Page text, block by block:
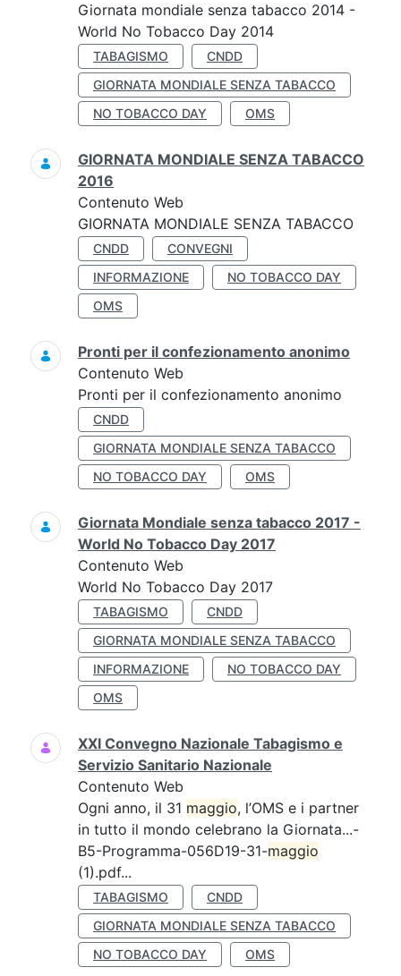
Giornata mondiale senza tabacco 2014 -
World No Tobacco Day 2014
TABAGISMO
CNDD
GIORNATA MONDIALE SENZA TABACCO
NO TOBACCO DAY
OMS
GIORNATA MONDIALE SENZA TABACCO
2016
Contenuto Web
GIORNATA MONDIALE SENZA TABACCO
CNDD
CONVEGNI
INFORMAZIONE
NO TOBACCO DAY
OMS
Pronti per il confezionamento anonimo
Contenuto Web
Pronti per il confezionamento anonimo
CNDD
GIORNATA MONDIALE SENZA TABACCO
NO TOBACCO DAY
OMS
Giornata Mondiale senza tabacco 2017 -
World No Tobacco Day 2017
Contenuto Web
World No Tobacco Day 2017
TABAGISMO
CNDD
GIORNATA MONDIALE SENZA TABACCO
INFORMAZIONE
NO TOBACCO DAY
OMS
XXI Convegno Nazionale Tabagismo e
Servizio Sanitario Nazionale
Contenuto Web
Ogni anno, il 31 maggio, l’OMS e i partner
in tutto il mondo celebrano la Giornata...-
B5-Programma-056D19-31-maggio
(1).pdf...
TABAGISMO
CNDD
GIORNATA MONDIALE SENZA TABACCO
NO TOBACCO DAY
OMS